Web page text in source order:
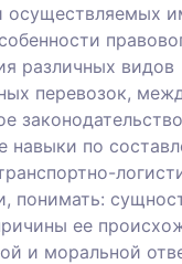
осуществляемых
различных видов
перевозок,
навыки по
понимать:
ее
и моральной